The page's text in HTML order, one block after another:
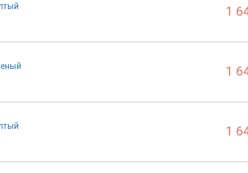
1
1
1